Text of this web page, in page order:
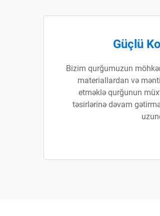
Güçlü
Bizim qurğumuzun
materiallardan və
etməklə qurğunun
təsirlərinə dəvam